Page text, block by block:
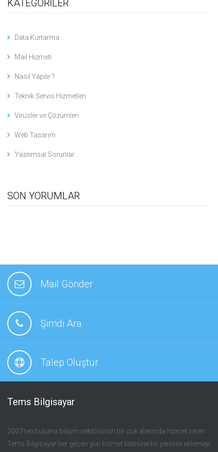
KATEGORİLER
Data Kurtarma
Mail Hizmeti
Nasıl Yapılır ?
Teknik Servis Hizmetleri
Virüsler ve Çözümleri
Web Tasarım
Yazılımsal Sorunlar
SON YORUMLAR
Mail Gönder
Şimdi Ara
Talep Oluştur
Tems Bilgisayar
2003’ten buyana bilişim sektörünün bir çok alanında hizmet veren
Tems Bilgisayar her geçen gün hizmet listesine bir yenisini eklemeyi